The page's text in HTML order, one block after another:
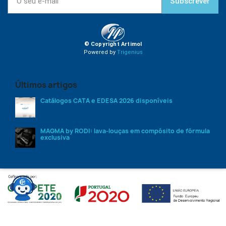
© Copyright Artimol
Powered by Trigenius
Últimos artigos
Catálogos CATA e EDESA 2026 disponíveis
MAGMA by RODI: lava-louças em compósito de fórmula
exclusiva